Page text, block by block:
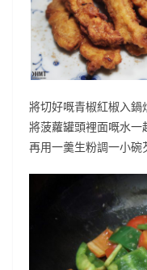
將切好嘅青椒紅椒入
將菠蘿罐頭裡面嘅水
再用一羹生粉調一小碗